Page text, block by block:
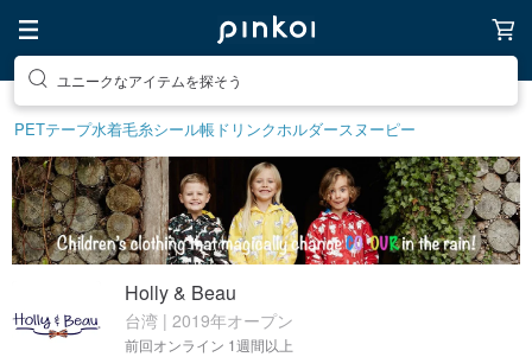
ユニークなアイテムを探そう
PETテープ水着毛糸シール帳 ドリンクホルダースヌーピー
Holly & Beau
台湾 | 2019年オープン
前回オンライン 1週間以上